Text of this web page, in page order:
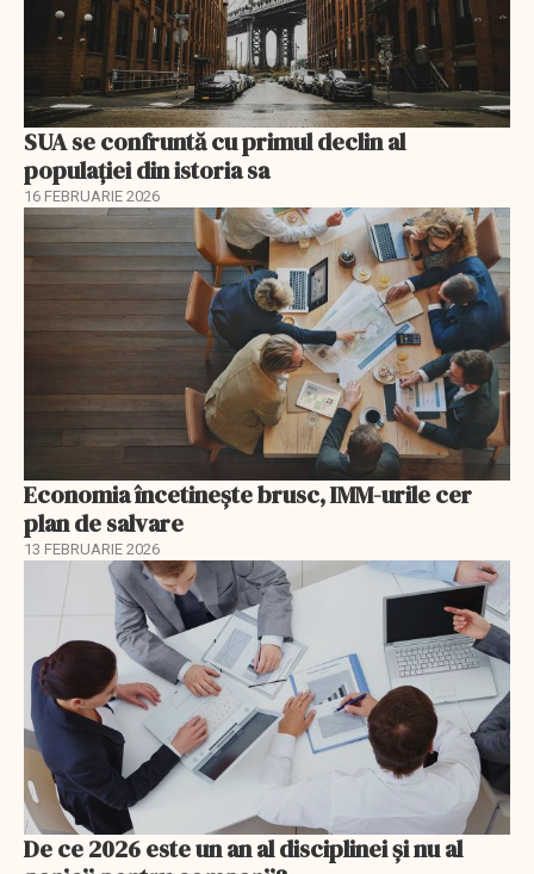
SUA se confruntă cu primul declin al
populației din istoria sa
16 FEBRUARIE 2026
Economia încetinește brusc, IMM-urile cer
plan de salvare
13 FEBRUARIE 2026
De ce 2026 este un an al disciplinei și nu al